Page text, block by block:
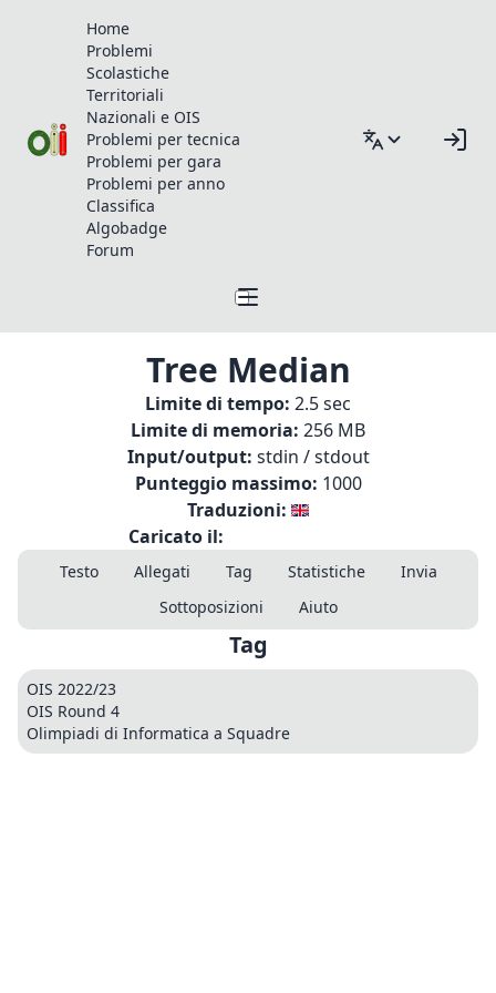
Home
Problemi
Scolastiche
Territoriali
Nazionali e OIS
Problemi per tecnica
Problemi per gara
Problemi per anno
Classifica
Algobadge
Forum
Tree Median
Limite di tempo: 2.5 sec
Limite di memoria: 256 MB
Input/output: stdin / stdout
Punteggio massimo: 1000
Traduzioni:
Caricato il:
Testo Allegati Tag Statistiche
Invia
Sottoposizioni
Aiuto
Tag
OIS 2022/23
OIS Round 4
Olimpiadi di Informatica a Squadre